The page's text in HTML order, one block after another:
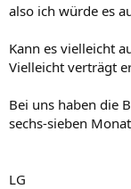
also ich würde es
Kann es vielleicht
Vielleicht verträgt
Bei uns haben die
sechs-sieben
LG